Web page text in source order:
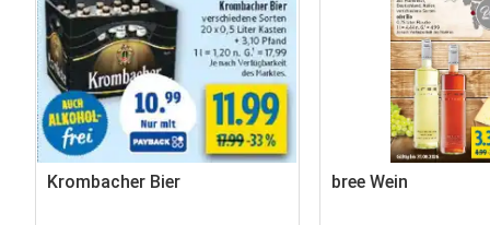
Krombacher Bier bree Wein